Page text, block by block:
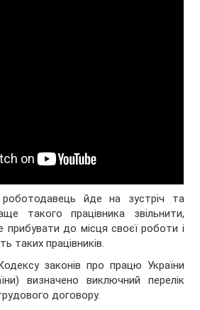
йде на зустріч та
такого працівника звільнити,
прибувати до місця своєї роботи і
таких працівників.
законів про працю України
визначено виключний перелік
договору.